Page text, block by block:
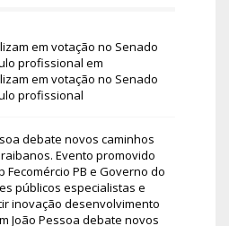
em votação no Senado
profissional em
em votação no Senado
profissional
debate novos caminhos
Evento promovido
Fecomércio PB e Governo do
públicos especialistas e
inovação desenvolvimento
João Pessoa debate novos